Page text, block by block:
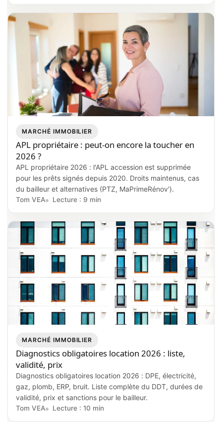
MARCHÉ IMMOBILIER
APL propriétaire : peut-on encore la toucher en
2026 ?
APL propriétaire 2026 : l'APL accession est supprimée
pour les prêts signés depuis 2020. Droits maintenus, cas
du bailleur et alternatives (PTZ, MaPrimeRénov').
Tom VEA Lecture : 9 min
MARCHÉ IMMOBILIER
Diagnostics obligatoires location 2026 : liste,
validité, prix
Diagnostics obligatoires location 2026 : DPE, électricité,
gaz, plomb, ERP, bruit. Liste complète du DDT, durées de
validité, prix et sanctions pour le bailleur.
Tom VEA Lecture : 10 min